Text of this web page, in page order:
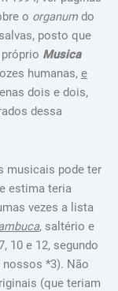
o organumdo
posto que
Musica
humanas, e
dois e dois,
dessa
musicais pode ter
estima teria
vezes a lista
, saltério e
10 e 12, segundo
*3). Não
(que teriam